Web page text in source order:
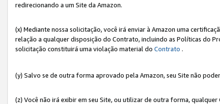
redirecionando a um Site da Amazon.
(x) Mediante nossa solicitação, você irá enviar à Amazon uma
relação a qualquer disposição do Contrato, incluindo as Políticas do
solicitação constituirá uma violação material do Contrato .
(y) Salvo se de outra forma aprovado pela Amazon, seu Site não
(z) Você não irá exibir em seu Site, ou utilizar de outra forma,